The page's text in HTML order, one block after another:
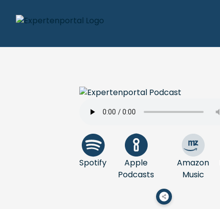
Spotify
Apple
Podcasts
Amazon
Music